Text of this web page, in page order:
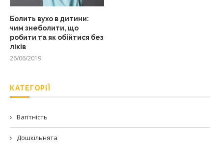
Болить вухо в дитини:
чим знеболити, що
робити та як обійтися без
ліків
26/06/2019
КАТЕГОРІЇ
Вагітність
Дошкільнята